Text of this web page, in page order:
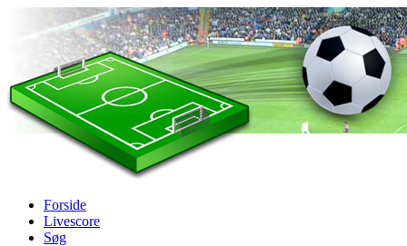
Forside
Livescore
Søg